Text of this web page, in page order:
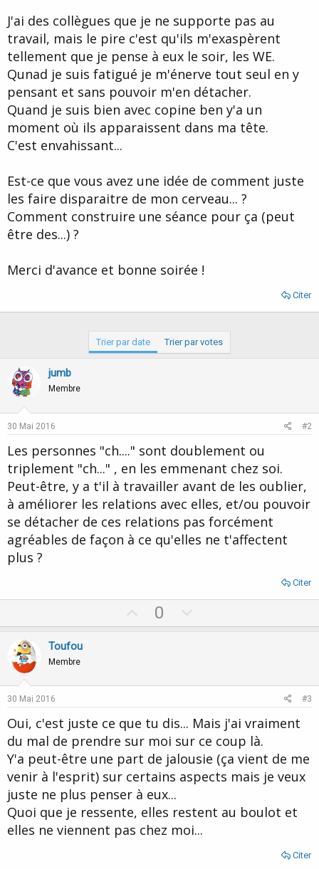
e
a
d
i
c
u
s
i
J'ai des collègues que je ne supporte pas au
travail, mais le pire c'est qu'ils m'exaspèrent
tellement que je pense à eux le soir, les WE.
Qunad je suis fatigué je m'énerve tout seul en y
pensant et sans pouvoir m'en détacher.
Quand je suis bien avec copine ben y'a un
moment où ils apparaissent dans ma tête.
C'est envahissant...
Est-ce que vous avez une idée de comment juste
les faire disparaitre de mon cerveau... ?
Comment construire une séance pour ça (peut
être des...) ?
Merci d'avance et bonne soirée !
Citer
Trier par date Trier par votes
jumb
Membre
30 Mai 2016 #2
Les personnes "ch...." sont doublement ou
triplement "ch..." , en les emmenant chez soi.
Peut-être, y a t'il à travailler avant de les oublier,
à améliorer les relations avec elles, et/ou pouvoir
se détacher de ces relations pas forcément
agréables de façon à ce qu'elles ne t'affectent
plus ?
Citer
p
t
0
o
v
t
e
Toufou
Membre
30 Mai 2016 #3
Oui, c'est juste ce que tu dis... Mais j'ai vraiment
du mal de prendre sur moi sur ce coup là.
Y'a peut-être une part de jalousie (ça vient de me
venir à l'esprit) sur certains aspects mais je veux
juste ne plus penser à eux...
Quoi que je ressente, elles restent au boulot et
elles ne viennent pas chez moi...
Citer